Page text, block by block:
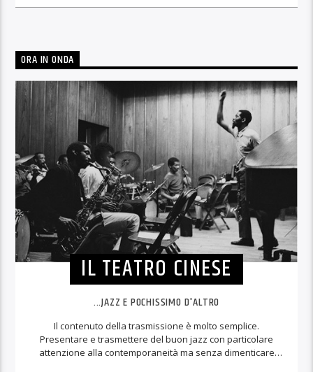
ORA IN ONDA
IL TEATRO CINESE
...JAZZ E POCHISSIMO D'ALTRO
Il contenuto della trasmissione è molto semplice.
Presentare e trasmettere del buon jazz con particolare
attenzione alla contemporaneità ma senza dimenticare